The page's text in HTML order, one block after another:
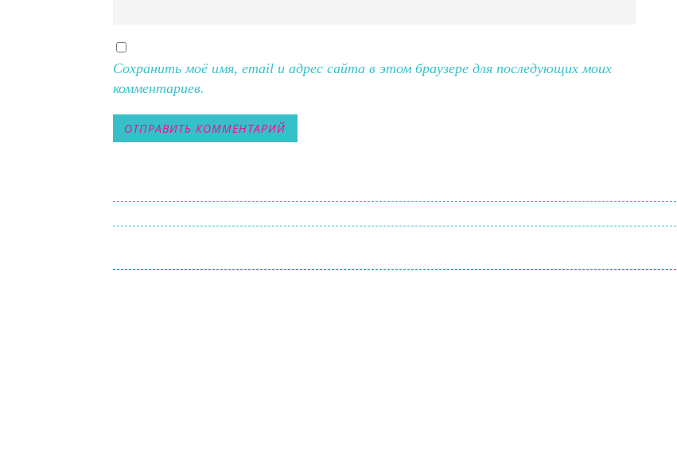
Сохранить моё имя, email и адрес сайта в этом браузере для последующих моих
комментариев.